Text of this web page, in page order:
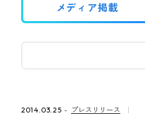
採用情報
ピンマーク
メディア掲載
2014.03.25 プレスリリース